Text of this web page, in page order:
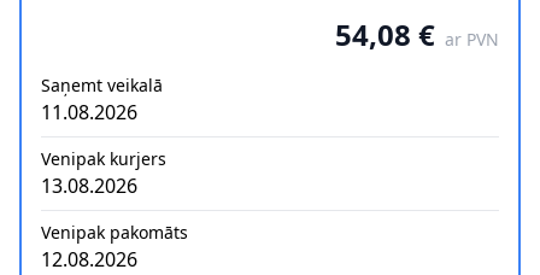
54,08 € ar PVN
Saņemt veikalā
11.08.2026
Venipak kurjers
13.08.2026
Venipak pakomāts
12.08.2026